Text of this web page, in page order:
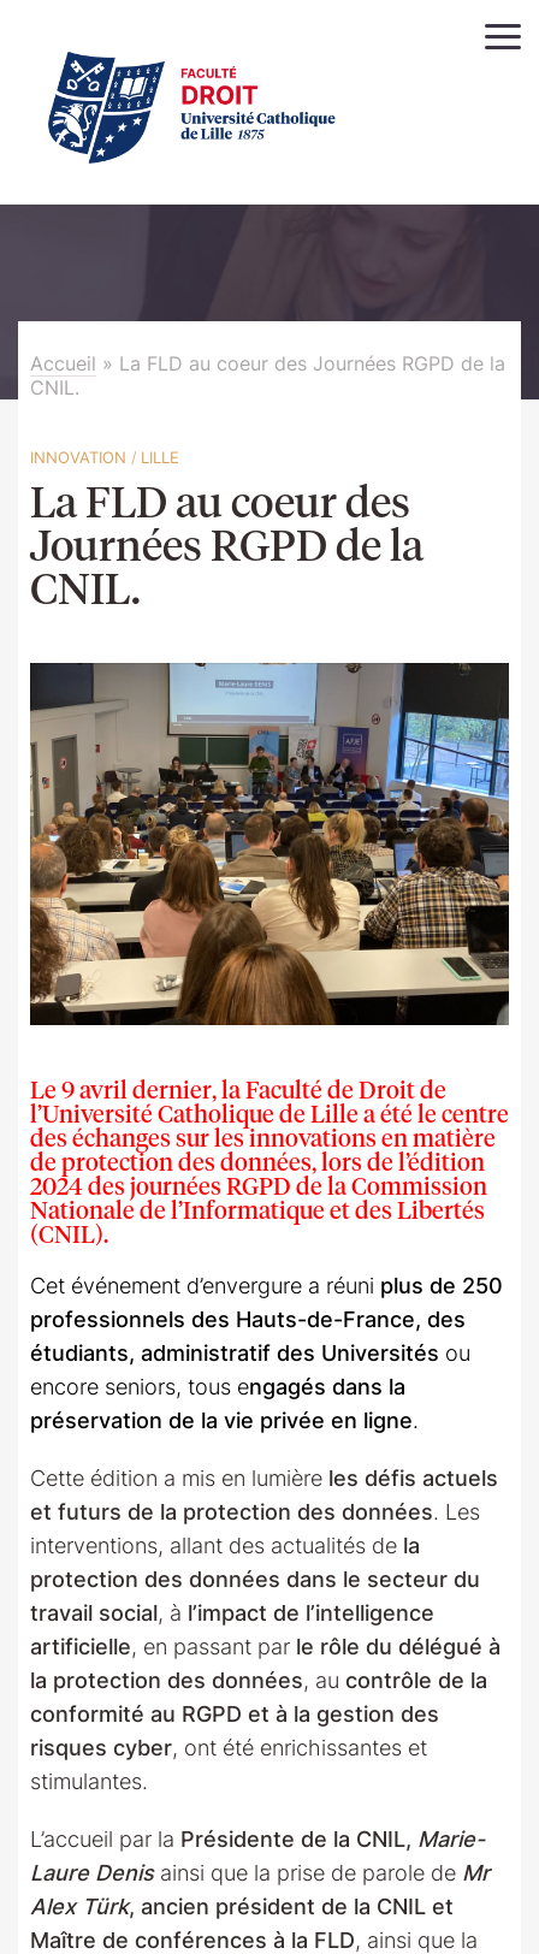
Accueil » La FLD au coeur des Journées RGPD de la
CNIL.
INNOVATION / LILLE
La FLD au coeur des
Journées RGPD de la
CNIL.
Le9 avril dernier, laFaculté de Droit de
l’Université Catholique de Lillea étéle centre
des échanges sur les innovations en matière
de protection des données, lors de l’édition
2024des journées RGPD de la Commission
Nationale de l’Informatique et des Libertés
(CNIL).
Cet événement d’envergure a réuni plus de 250
professionnels des Hauts-de-France, des
étudiants, administratif des Universités ou
encore seniors, tous engagés dans la
préservation de la vie privée en ligne.
Cette édition a mis en lumière les défis actuels
et futurs de la protection des données. Les
interventions, allant des actualités de la
protection des données dans le secteur du
travail social, à l’impact de l’intelligence
artificielle, en passant par le rôle du délégué à
la protection des données, au contrôle de la
conformité au RGPD et à la gestion des
risques cyber, ont été enrichissantes et
stimulantes.
L’accueil par la Présidente de la CNIL, Marie-
Laure Denisainsi que la prise de parole de Mr
Alex Türk, ancien président de la CNIL et
Maître de conférences à la FLD, ainsi que la